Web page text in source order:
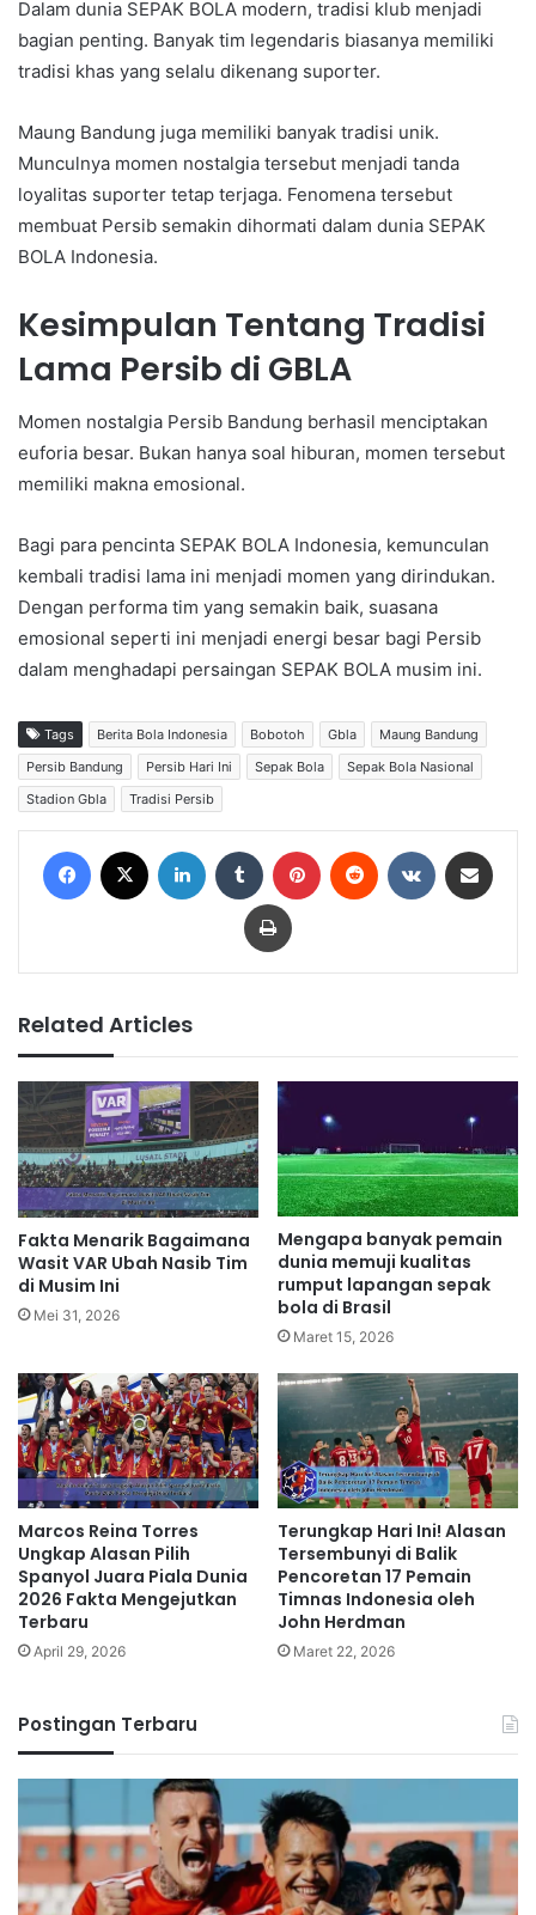
Dalam dunia SEPAK BOLA modern, tradisi klub menjadi
bagian penting. Banyak tim legendaris biasanya memiliki
tradisi khas yang selalu dikenang suporter.
Maung Bandung juga memiliki banyak tradisi unik.
Munculnya momen nostalgia tersebut menjadi tanda
loyalitas suporter tetap terjaga. Fenomena tersebut
membuat Persib semakin dihormati dalam dunia SEPAK
BOLA Indonesia.
Kesimpulan Tentang Tradisi
Lama Persib di GBLA
Momen nostalgia Persib Bandung berhasil menciptakan
euforia besar. Bukan hanya soal hiburan, momen tersebut
memiliki makna emosional.
Bagi para pencinta SEPAK BOLA Indonesia, kemunculan
kembali tradisi lama ini menjadi momen yang dirindukan.
Dengan performa tim yang semakin baik, suasana
emosional seperti ini menjadi energi besar bagi Persib
dalam menghadapi persaingan SEPAK BOLA musim ini.
Tags Berita Bola Indonesia Bobotoh Gbla
Maung Bandung
Persib Bandung
Persib Hari Ini Sepak Bola
Sepak Bola Nasional
Stadion Gbla
Tradisi Persib
Print
Related Articles
Fakta Menarik Bagaimana
Wasit VAR Ubah Nasib Tim
di Musim Ini
Mei 31, 2026
Mengapa banyak pemain
dunia memuji kualitas
rumput lapangan sepak
bola di Brasil
Maret 15, 2026
Marcos Reina Torres
Ungkap Alasan Pilih
Spanyol Juara Piala Dunia
2026 Fakta Mengejutkan
Terbaru
April 29, 2026
Terungkap Hari Ini! Alasan
Tersembunyi di Balik
Pencoretan 17 Pemain
Timnas Indonesia oleh
John Herdman
Maret 22, 2026
Postingan Terbaru